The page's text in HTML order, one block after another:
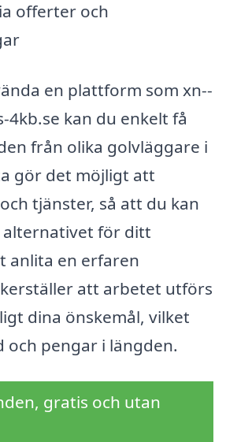
offerter och
en plattform som xn--
4kb.se kan du enkelt få
från olika golvläggare i
gör det möjligt att
tjänster, så att du kan
för ditt
anlita en erfaren
att arbetet utförs
dina önskemål, vilket
och pengar i längden.
gratis och utan